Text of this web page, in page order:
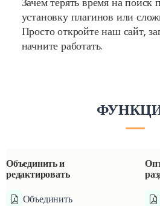
установку плагинов или
Просто откройте наш сайт,
начните работать.
Объединить и
редактировать
Объединить